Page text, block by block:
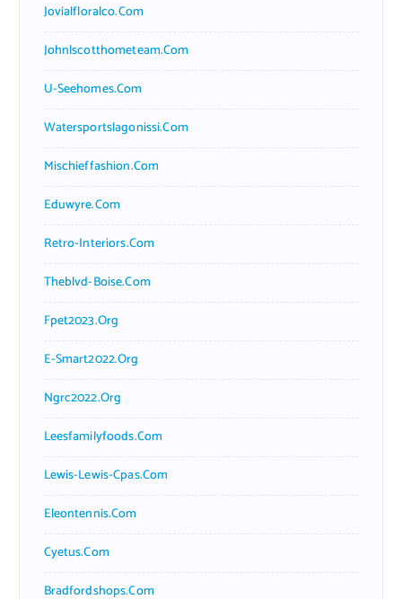
Jovialfloralco.com
Johnlscotthometeam.com
U-Seehomes.com
Watersportslagonissi.com
Mischieffashion.com
Eduwyre.com
Retro-Interiors.com
Theblvd-Boise.com
Fpet2023.org
E-Smart2022.org
Ngrc2022.org
Leesfamilyfoods.com
Lewis-Lewis-Cpas.com
Eleontennis.com
Cyetus.com
Bradfordshops.com